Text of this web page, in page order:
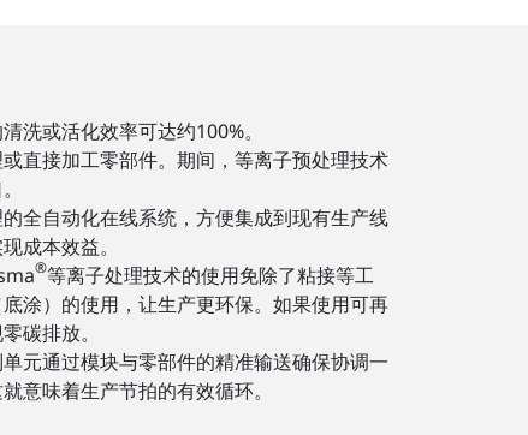
洗或活化效率可达约100%。
直接加工零部件。期间，等离子预处理技术
全自动化在线系统，方便集成到现有生产线
成本效益。
®等离子处理技术的使用免除了粘接等工
涂）的使用，让生产更环保。如果使用可再
碳排放。
元通过模块与零部件的精准输送确保协调一
意味着生产节拍的有效循环。